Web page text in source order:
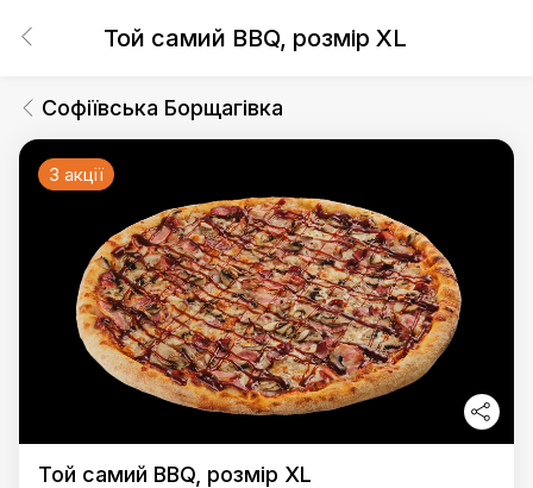
Той самий BBQ, розмір XL
Софіївська Борщагівка
3 акції
Той самий BBQ, розмір XL